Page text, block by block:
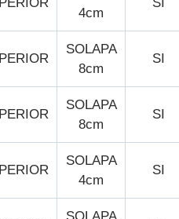
4cm
SOLAPA
8cm
SI
SOLAPA
8cm
SI
SOLAPA
4cm
SI